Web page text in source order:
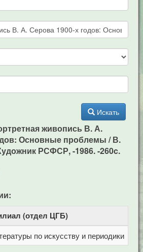
Искать
живопись В. А.
Основные проблемы / В.
РСФСР, -1986. -260c.
(отдел ЦГБ)
по искусству и периодики